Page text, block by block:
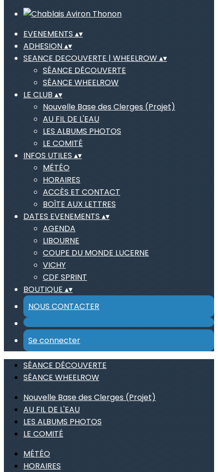
EVENEMENTS ▴▾
ADHESION▴▾
SEANCE DECOUVERTE | WHEELROW ▴▾
SÉANCE DÉCOUVERTE
SÉANCE WHEELROW
LE CLUB ▴▾
Nouvelle Base des Clerges (Projet)
AU FIL DE L'EAU
LES ALBUMS PHOTOS
LE COMITÉ
INFOS UTILES ▴▾
MÉTÉO
HORAIRES
ACCÈS ET CONTACT
BOÎTE AUX LETTRES
DATES EVENEMENTS ▴▾
AGENDA
LIBOURNE
COUPE DU MONDE LUCERNE
VICHY
CDF SPRINT
BOUTIQUE ▴▾
NOUS CONTACTER
Se connecter
SÉANCE DÉCOUVERTE
SÉANCE WHEELROW
Nouvelle Base des Clerges (Projet)
AU FIL DE L'EAU
LES ALBUMS PHOTOS
LE COMITÉ
MÉTÉO
HORAIRES